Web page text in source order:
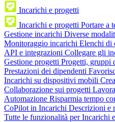
Incarichi e progetti
Incarichi e progetti Portare a
Gestione incarichi Diverse
Monitoraggio incarichi Elenchi di
API e integrazioni Collegare gli
Gestione progetti Progetti, gruppi
Prestazioni dei dipendenti
Incarichi su dispositivi mobili
Collaborazione sui progetti
Automazione Risparmia tempo
CoPilot in Incarichi Descrizioni e
Tutte le funzionalità per Incarichi